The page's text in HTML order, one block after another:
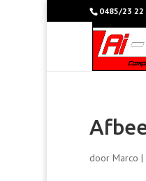
0485/23 22
door Marco |